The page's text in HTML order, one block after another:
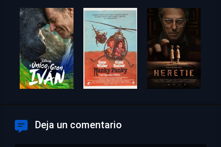
Deja un comentario